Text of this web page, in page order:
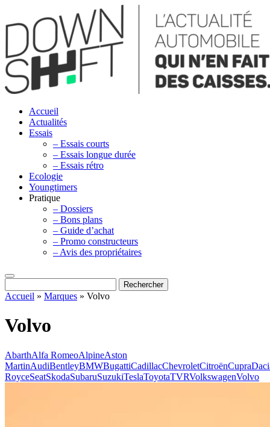
Accueil
Actualités
Essais
– Essais courts
– Essais longue durée
– Essais rétro
Ecologie
Youngtimers
Pratique
– Dossiers
– Bons plans
– Guide d’achat
– Promo constructeurs
– Avis des propriétaires
Accueil » Marques » Volvo
Volvo
AbarthAlfa RomeoAlpineAston
MartinAudiBentleyBMWBugattiCadillacChevroletCitroënCupra
RoyceSeatSkodaSubaruSuzukiTeslaToyotaTVRVolkswagenVolvo